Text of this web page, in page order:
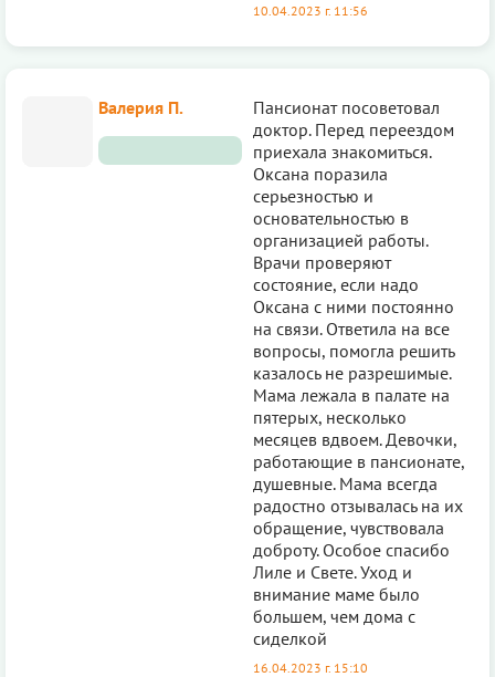
10.04.2023 г. 11:56
Валерия П.
Пансионат посоветовал
доктор. Перед переездом
приехала знакомиться.
Оксана поразила
серьезностью и
основательностью в
организацией работы.
Врачи проверяют
состояние, если надо
Оксана с ними постоянно
на связи. Ответила на все
вопросы, помогла решить
казалось не разрешимые.
Мама лежала в палате на
пятерых, несколько
месяцев вдвоем. Девочки,
работающие в пансионате,
душевные. Мама всегда
радостно отзывалась на их
обращение, чувствовала
доброту. Особое спасибо
Лиле и Свете. Уход и
внимание маме было
большем, чем дома с
сиделкой
16.04.2023 г. 15:10